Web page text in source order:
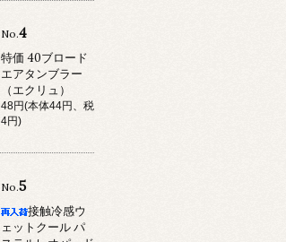
No.4
特価 40ブロード
エアタンブラー
（エクリュ）
48円(本体44円、税
4円)
No.5
接触冷感ウ
ェットクール パ